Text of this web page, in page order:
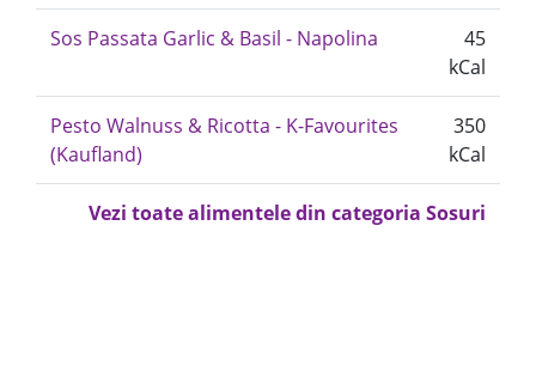
Sos Passata Garlic & Basil - Napolina
45
kCal
Pesto Walnuss & Ricotta - K-Favourites
(Kaufland)
350
kCal
Vezi toate alimentele din categoria Sosuri